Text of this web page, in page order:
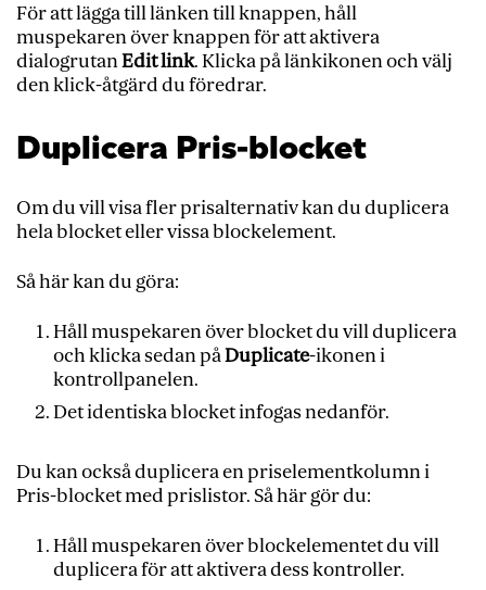
För att lägga till länken till knappen, håll
muspekaren över knappen för att aktivera
dialogrutanEdit link. Klicka på länkikonen och välj
den klick-åtgärd du föredrar.
Duplicera Pris-blocket
Om du vill visa fler prisalternativ kan du duplicera
hela blocket eller vissa blockelement.
Så här kan du göra:
Håll muspekaren över blocket du vill duplicera
och klicka sedan påDuplicate-ikonen i
kontrollpanelen.
Det identiska blocket infogas nedanför.
Du kan också duplicera en priselementkolumn i
Pris-blocket med prislistor. Så här gör du:
Håll muspekaren över blockelementet du vill
duplicera för att aktivera dess kontroller.